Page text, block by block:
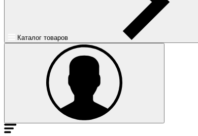
Каталог товаров